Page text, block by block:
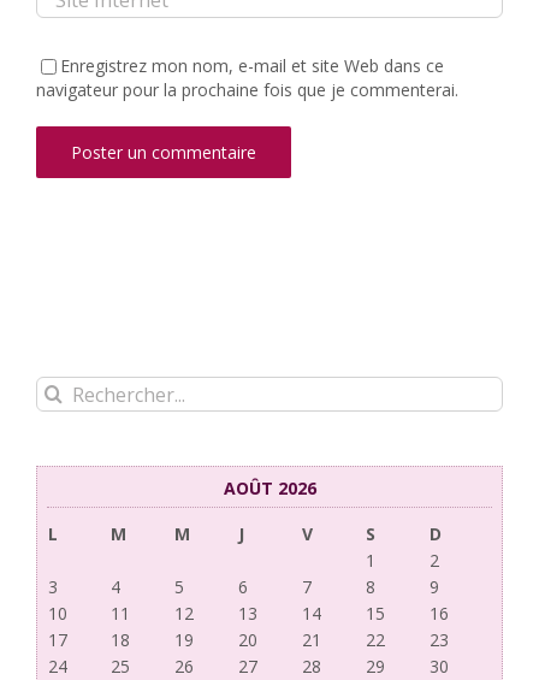
Enregistrez mon nom, e-mail et site Web dans ce
navigateur pour la prochaine fois que je commenterai.
Rechercher:
AOÛT 2026
L
M M J V S
D
1
2
3
4 5 6 7 8
9
10
11 12 13 14 15
16
17
18 19 20 21 22
23
24
25 26 27 28 29
30